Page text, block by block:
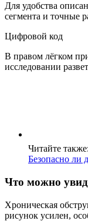
Для удобства
сегмента и точные
Цифровой код
В правом лёгком
исследовании
Читайте также:
Безопасно ли
Что можно
Хроническая
рисунок усилен,